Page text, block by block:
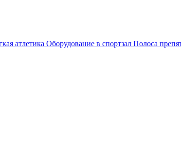
атлетика Оборудование в спортзал Полоса